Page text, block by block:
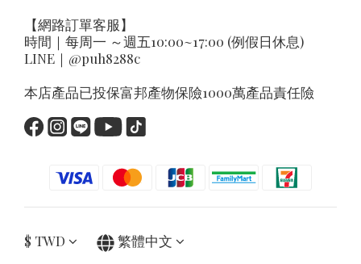
【網路訂單客服】
時間｜每周一 ～週五10:00~17:00 (例假日休息)
LINE｜ @puh8288c
本店產品已投保富邦產物保險1000萬產品責任險
$ TWD 繁體中文